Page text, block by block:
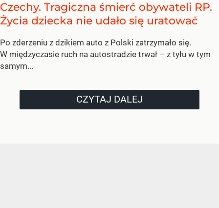
Czechy. Tragiczna śmierć obywateli RP.
Życia dziecka nie udało się uratować
Po zderzeniu z dzikiem auto z Polski zatrzymało się.
W międzyczasie ruch na autostradzie trwał – z tyłu w tym
samym...
CZYTAJ DALEJ